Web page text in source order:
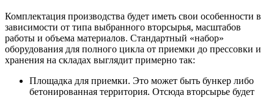
Комплектация производства будет иметь свои особенности в
зависимости от типа выбранного вторсырья, масштабов
работы и объема материалов. Стандартный «набор»
оборудования для полного цикла от приемки до прессовки и
хранения на складах выглядит примерно так:
Площадка для приемки. Это может быть бункер либо
бетонированная территория. Отсюда вторсырье будет